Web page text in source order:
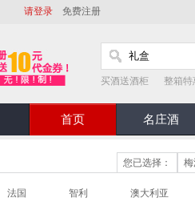
请登录 免费注册
买酒送酒柜 整箱特
首页 名庄酒
您已选择：
法国 智利 澳大利亚